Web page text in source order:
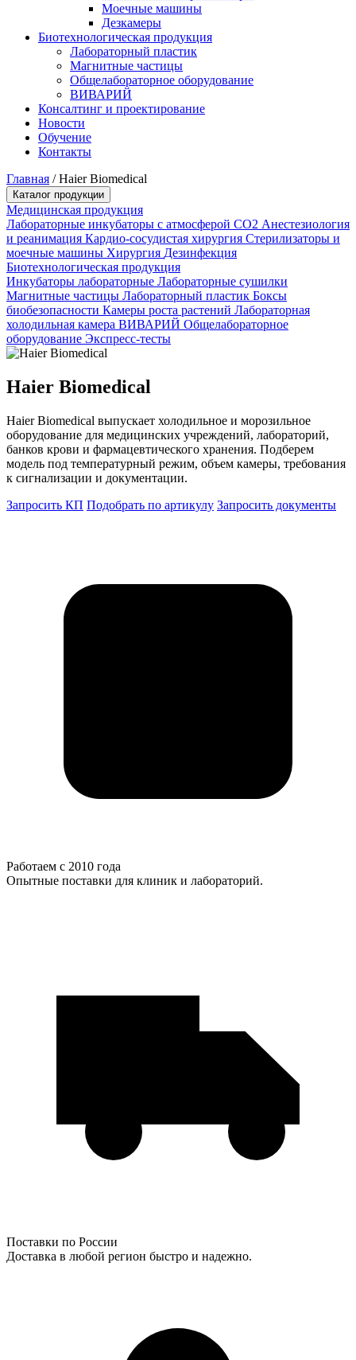
Моечные машины
Дезкамеры
Биотехнологическая продукция
Лабораторный пластик
Магнитные частицы
Общелабораторное оборудование
ВИВАРИЙ
Консалтинг и проектирование
Новости
Обучение
Контакты
Главная /Haier Biomedical
Каталог продукции
Медицинская продукция
Лабораторные инкубаторы с атмосферой CO2 Анестезиология
и реанимация Кардио-сосудистая хирургия Стерилизаторы и
моечные машины Хирургия Дезинфекция
Биотехнологическая продукция
Инкубаторы лабораторные Лабораторные сушилки
Магнитные частицы Лабораторный пластик Боксы
биобезопасности Камеры роста растений Лабораторная
холодильная камера ВИВАРИЙ Общелабораторное
оборудование Экспресс-тесты
Haier Biomedical
Haier Biomedical выпускает холодильное и морозильное
оборудование для медицинских учреждений, лабораторий,
банков крови и фармацевтического хранения. Подберем
модель под температурный режим, объем камеры, требования
к сигнализации и документации.
Запросить КП Подобрать по артикулу Запросить документы
Работаем с 2010 года
Опытные поставки для клиник и лабораторий.
Поставки по России
Доставка в любой регион быстро и надежно.